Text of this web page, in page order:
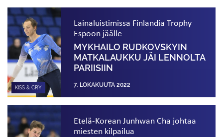
KISS & CRY
Lainaluistimissa Finlandia Trophy
Espoon jäälle
MYKHAILO RUDKOVSKYIN
MATKALAUKKU JÄI LENNOLTA
PARIISIIN
7. LOKAKUUTA 2022
Etelä-Korean Junhwan Cha johtaa
miesten kilpailua